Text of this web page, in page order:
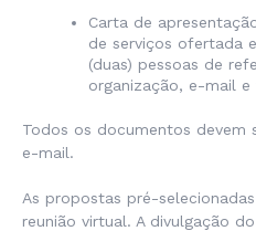
Carta de
de serviços ofertada
(duas) pessoas de
organização, e-mail
Todos os documentos devem
e-mail.
As propostas pré-
reunião virtual. A divulgação